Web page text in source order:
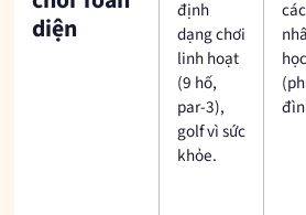
diện
định
dạng chơi
linh hoạt
(9 hố,
par-3),
golf vì sức
khỏe.